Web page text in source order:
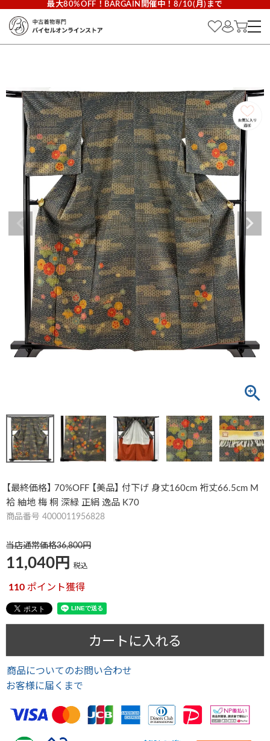
最大80%OFF！BARGAIN開催中！8/10(月)まで
【最終価格】 70%OFF 【美品】 付下げ 身丈160cm 裄丈66.5cm M
袷 紬地 梅 桐 深緑 正絹 逸品 K70
商品番号 4000011956828
当店通常価格36,800
11,040 税込
110 ポイント獲得
カートに入れる
商品についてのお問い合わせ
お客様に届くまで